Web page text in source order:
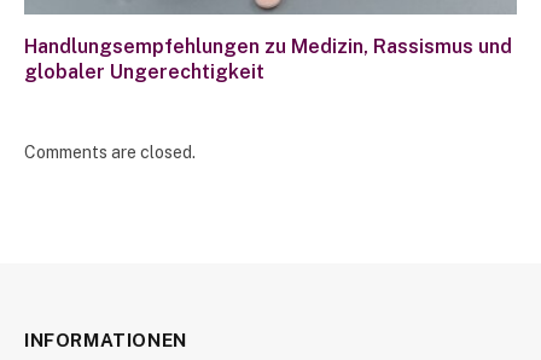
Handlungsempfehlungen zu Medizin, Rassismus und
globaler Ungerechtigkeit
Comments are closed.
INFORMATIONEN